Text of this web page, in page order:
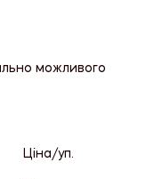
можливого
Ціна/уп.